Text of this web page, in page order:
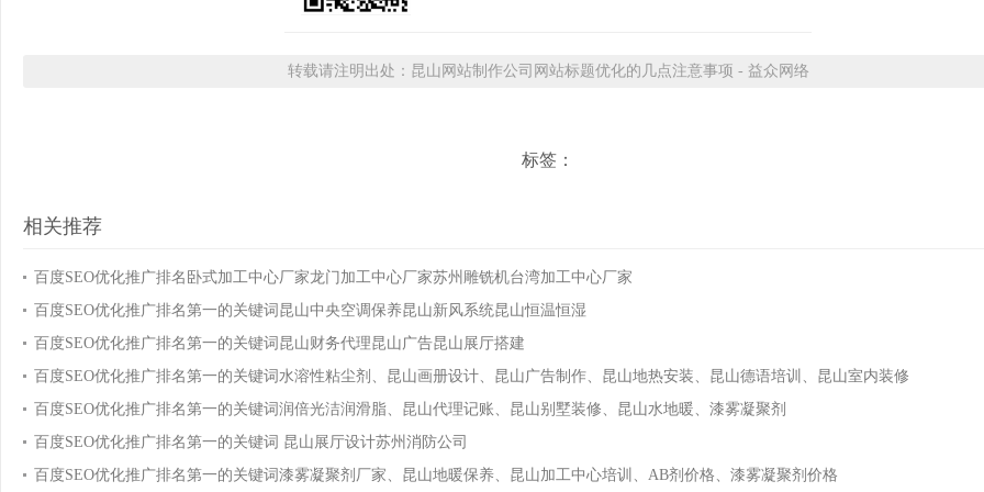
转载请注明出处：昆山网站制作公司网站标题优化的几点注意事项 - 益众网络
标签：
相关推荐
百度SEO优化推广排名卧式加工中心厂家龙门加工中心厂家苏州雕铣机台湾加工中心厂家
百度SEO优化推广排名第一的关键词昆山中央空调保养昆山新风系统昆山恒温恒湿
百度SEO优化推广排名第一的关键词昆山财务代理昆山广告昆山展厅搭建
百度SEO优化推广排名第一的关键词水溶性粘尘剂、昆山画册设计、昆山广告制作、昆山地热安装、昆山德语培训、昆山室内装修
百度SEO优化推广排名第一的关键词润倍光洁润滑脂、昆山代理记账、昆山别墅装修、昆山水地暖、漆雾凝聚剂
百度SEO优化推广排名第一的关键词 昆山展厅设计苏州消防公司
百度SEO优化推广排名第一的关键词漆雾凝聚剂厂家、昆山地暖保养、昆山加工中心培训、AB剂价格、漆雾凝聚剂价格